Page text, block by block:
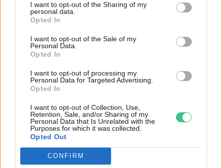
I want to opt-out of the Sharing of my
personal data.
Opted In
I want to opt-out of the Sale of my
Personal Data.
Opted In
I want to opt-out of processing my
Personal Data for Targeted Advertising.
Opted In
I want to opt-out of Collection, Use,
Retention, Sale, and/or Sharing of my
Personal Data that Is Unrelated with the
Purposes for which it was collected.
Opted Out
CONFIRM
Amikor már magabiztosan eszik a kesztyűn,
akkor jön az első lépés. Nem mi megyünk oda
a madárhoz, hanem a madárnak kell
odajönnie hozzánk. Ez vízválasztó lépés.
Ilyenkor a legnagyobb a hangsúly a madár
bizalmán. Nem kell nagy távolságra gondolni,
majd ott jóllakhat, és az ember kezén ülve
emészthet. Amikor a madár már stabilan
átlép a kesztyűre, következik az átugrasztás.
Ez már nagyjából 50–80 centiméter közötti